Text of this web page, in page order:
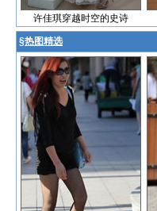
许佳琪穿越时空的史诗
§热图精选